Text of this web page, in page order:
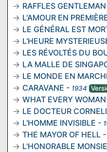
RAFFLES
L'AMOUR EN
LE GÉNÉRAL EST
L'HEURE
LES RÉVOLTÉS DU
LA MALLE DE
LE MONDE EN
CARAVANE - 1934
WHAT EVERY
LE DOCTEUR
L'HOMME INVISIBLE -
THE MAYOR OF HELL -
L'HONORABLE